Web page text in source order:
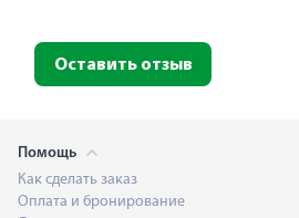
Оставить отзыв
Помощь
Как сделать заказ
Оплата и бронирование